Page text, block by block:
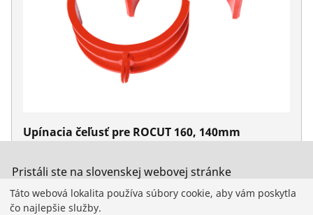
Upínacia čeľusť pre ROCUT 160, 140mm
Pristáli ste na slovenskej webovej stránke
ROTHENBERGER pre Slovensko. Môžete si tiež vybrať
svoju krajinu a jazy
Táto webová lokalita používa súbory cookie, aby vám poskytla
čo najlepšie služby.